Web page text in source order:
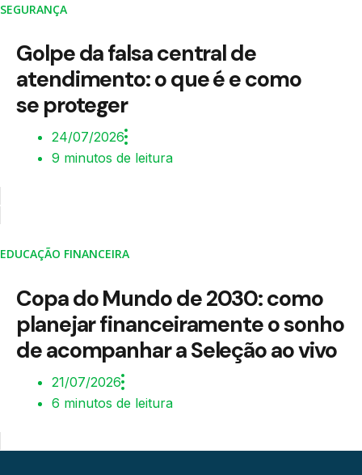
SEGURANÇA
Golpe da falsa central de
atendimento: o que é e como
se proteger
24/07/2026
9 minutos de leitura
EDUCAÇÃO FINANCEIRA
Copa do Mundo de 2030: como
planejar financeiramente o sonho
de acompanhar a Seleção ao vivo
21/07/2026
6 minutos de leitura